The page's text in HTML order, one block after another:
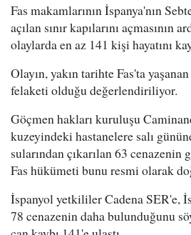
Fas makamlarının İspanya'nın
açılan sınır kapılarını açmasının
olaylarda en az 141 kişi hayatını
Olayın, yakın tarihte Fas'ta
felaketi olduğu değerlendiriliyor.
Göçmen hakları kuruluşu
kuzeyindeki hastanelere salı
sularından çıkarılan 63 cenazenin
Fas hükümeti bunu resmi olarak
İspanyol yetkililer Cadena SER'e,
78 cenazenin daha bulunduğunu